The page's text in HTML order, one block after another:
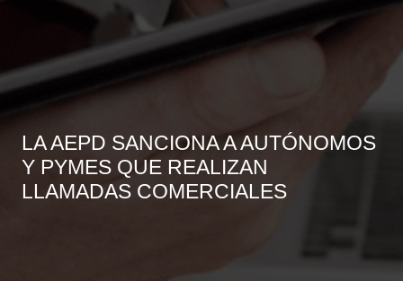
LA AEPD SANCIONA A AUTÓNOMOS
Y PYMES QUE REALIZAN
LLAMADAS COMERCIALES